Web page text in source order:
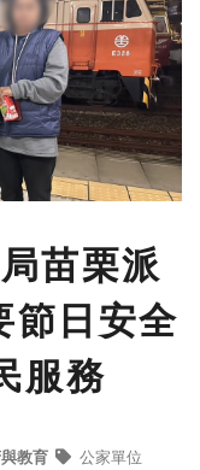
苗栗派
節日安全
服務
教育 公家單位